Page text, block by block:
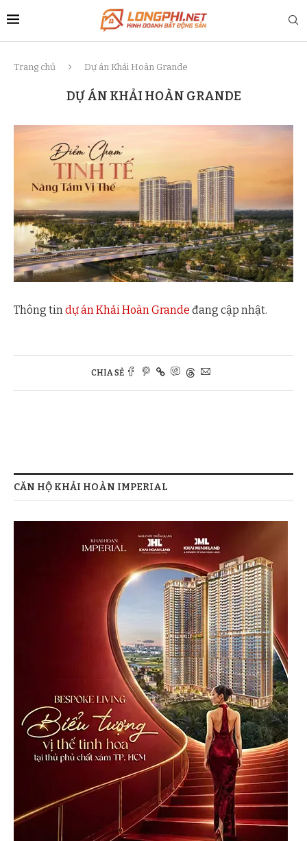
Trang chủ Dự án Khải Hoàn Grande
DỰ ÁN KHẢI HOÀN GRANDE
Thông tindự án Khải Hoàn Grande đang cập nhật.
CHIA SẺ
CĂN HỘ KHẢI HOÀN IMPERIAL